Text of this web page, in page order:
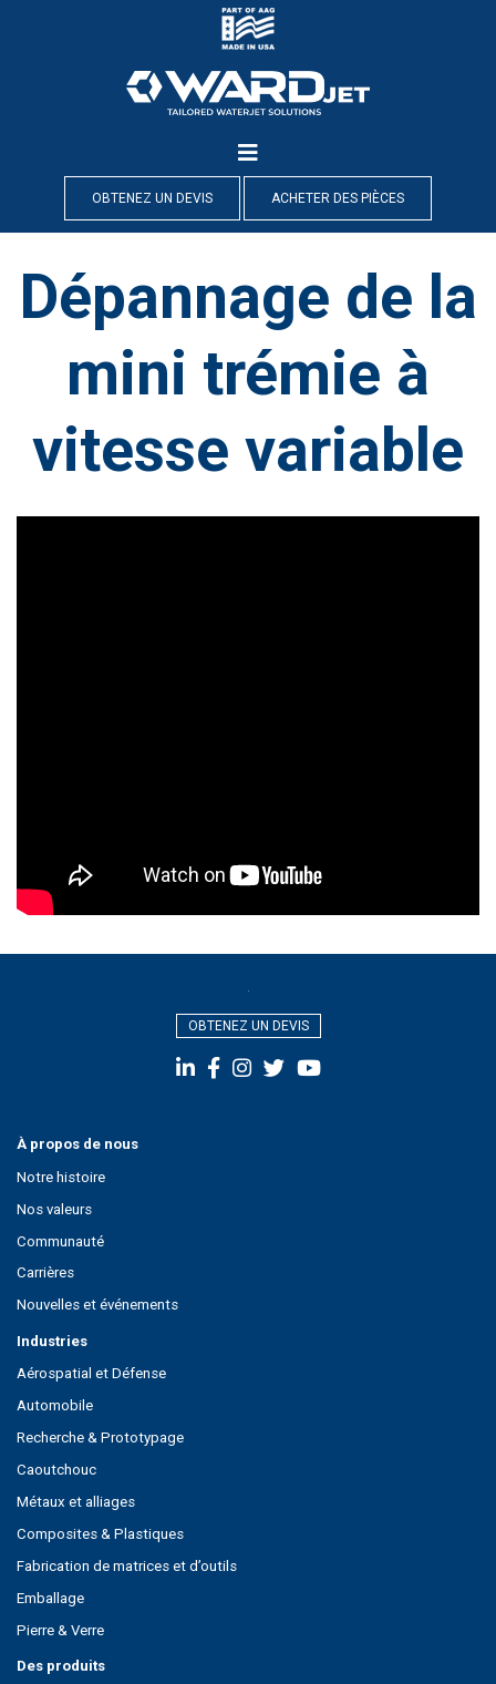
OBTENEZ UN DEVIS ACHETER DES PIÈCES
Dépannage de la
mini trémie à
vitesse variable
OBTENEZ UN DEVIS
À propos de nous
Notre histoire
Nos valeurs
Communauté
Carrières
Nouvelles et événements
Industries
Aérospatial et Défense
Automobile
Recherche & Prototypage
Caoutchouc
Métaux et alliages
Composites & Plastiques
Fabrication de matrices et d’outils
Emballage
Pierre & Verre
Des produits